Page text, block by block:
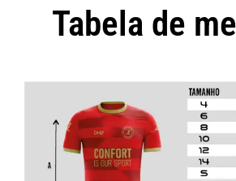
Tabela de